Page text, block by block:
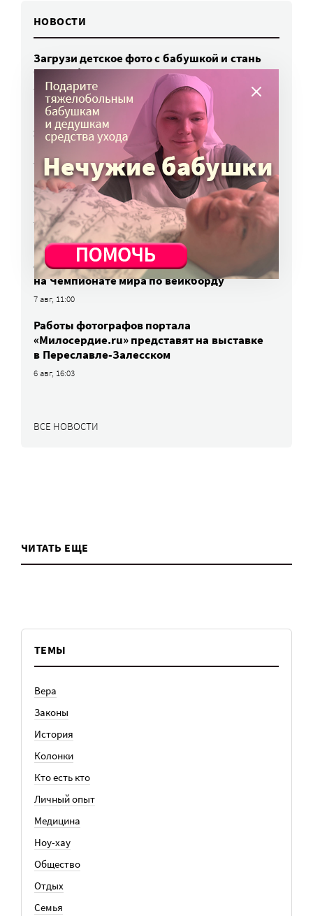
НОВОСТИ
Загрузи детское фото с бабушкой и стань
частью фильма «Я приду»
7 авг, 12:05
Церковь зовет добровольцев помочь
жителям разрушенных домов в Донецке
и Горловке
7 авг, 11:40
Фонд «Наш Норильск» начал прием заявок
на поддержку социальных проектов
7 авг, 11:30
Петербургские спортсмены
c инвалидностью впервые выступят
на Чемпионате мира по вейкборду
7 авг, 11:00
Работы фотографов портала
«Милосердие.ru» представят на выставке
в Переславле-Залесском
6 авг, 16:03
ВСЕ НОВОСТИ
ЧИТАТЬ ЕЩЕ
ТЕМЫ
Вера
Законы
История
Колонки
Кто есть кто
Личный опыт
Медицина
Ноу-хау
Общество
Отдых
Семья